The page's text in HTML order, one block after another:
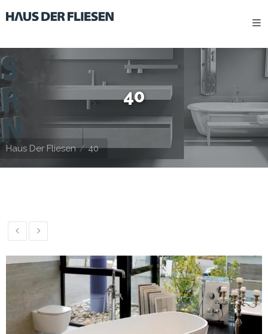
40
Haus Der Fliesen 40
HERSTELLER
Kontakt
IMPRESSUM